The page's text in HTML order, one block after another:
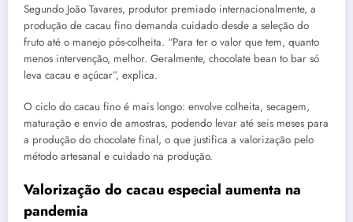
Segundo João Tavares, produtor premiado internacionalmente, a
produção de cacau fino demanda cuidado desde a seleção do
fruto até o manejo pós-colheita. “Para ter o valor que tem, quanto
menos intervenção, melhor. Geralmente, chocolate bean to bar só
leva cacau e açúcar”, explica.
O ciclo do cacau fino é mais longo: envolve colheita, secagem,
maturação e envio de amostras, podendo levar até seis meses para
a produção do chocolate final, o que justifica a valorização pelo
método artesanal e cuidado na produção.
Valorização do cacau especial aumenta na
pandemia